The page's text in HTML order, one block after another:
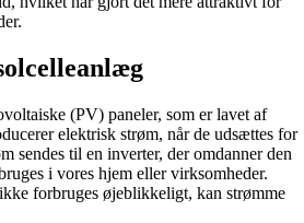
(PV) paneler, som er lavet af
elektrisk strøm, når de udsættes for
sendes til en inverter, der omdanner den
i vores hjem eller virksomheder.
forbruges øjeblikkeligt, kan strømme